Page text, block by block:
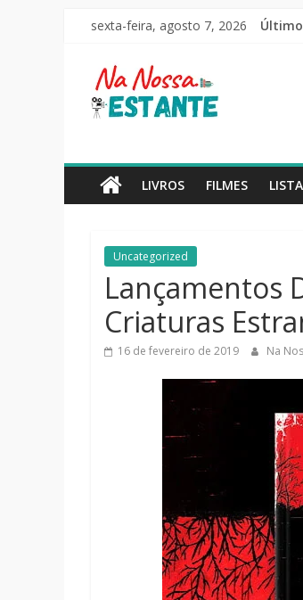
Pular
conteúdo
sexta-feira, agosto 7, 2026
Na
Nossa
Estante
livros,
filmes,
séries
notícias
LIVROS FILMES
Uncategorized
Lançamentos
Criaturas
16 de fevereiro de 2019 Na